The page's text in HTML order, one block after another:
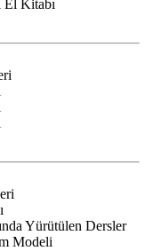
Kitabı
Yürütülen Dersler
Modeli